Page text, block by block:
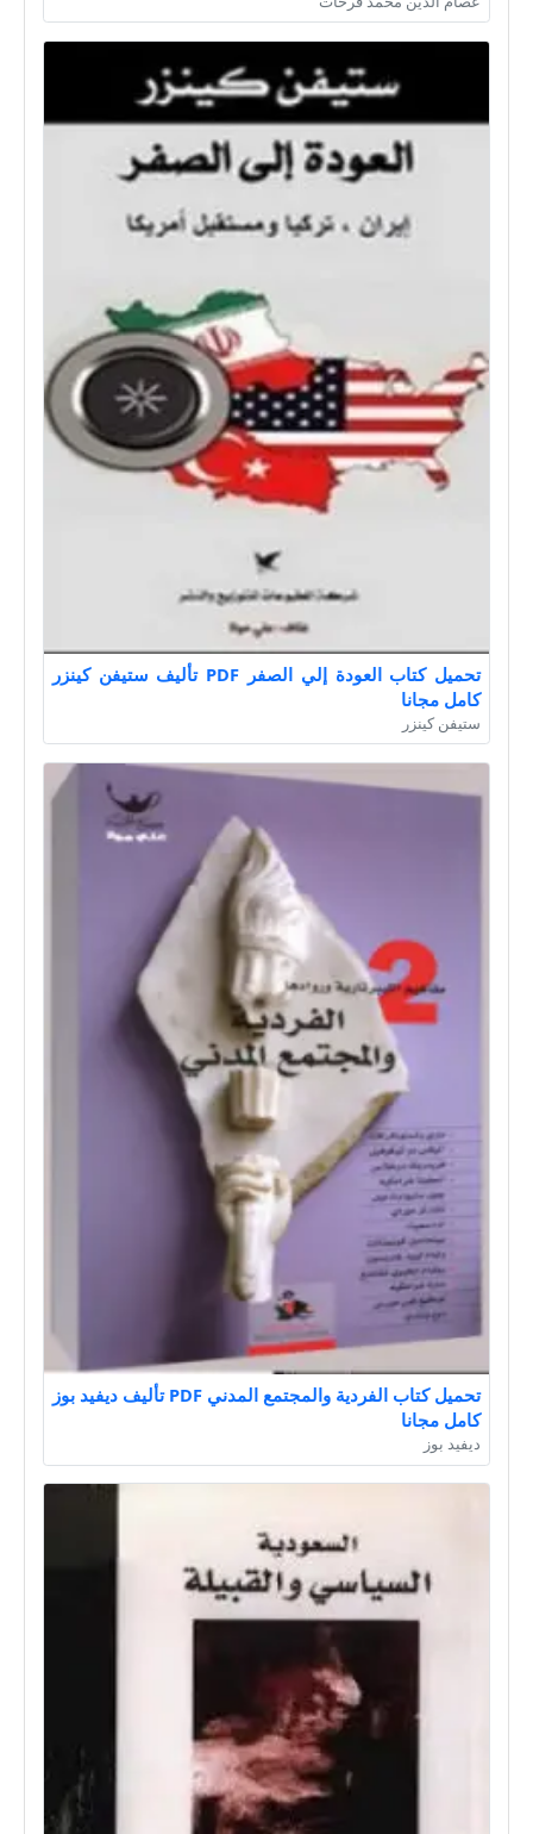
تحميل كتاب العودة إلي الصفر PDF تأليف ستيفن كينزر
كامل مجانا
ستيفن كينزر
تحميل كتاب الفردية والمجتمع المدني PDF تأليف ديفيد بوز
كامل مجانا
ديفيد بوز